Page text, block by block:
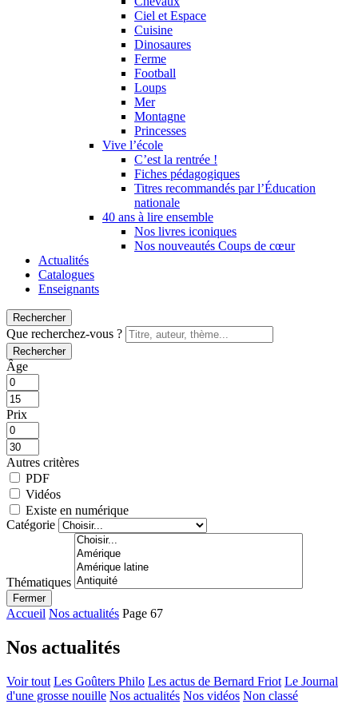
Ciel et Espace
Cuisine
Dinosaures
Ferme
Football
Loups
Mer
Montagne
Princesses
Vive l’école
C’est la rentrée !
Fiches pédagogiques
Titres recommandés par l’Éducation
nationale
40 ans à lire ensemble
Nos livres iconiques
Nos nouveautés Coups de cœur
Actualités
Catalogues
Enseignants
Rechercher
Que recherchez-vous ?
Rechercher
Âge
Prix
Autres critères
PDF
Vidéos
Existe en numérique
Catégorie
Thématiques
Fermer
Accueil Nos actualités Page 67
Nos actualités
Voir tout Les Goûters Philo Les actus de Bernard Friot Le Journal
d'une grosse nouille Nos actualités Nos vidéos Non classé